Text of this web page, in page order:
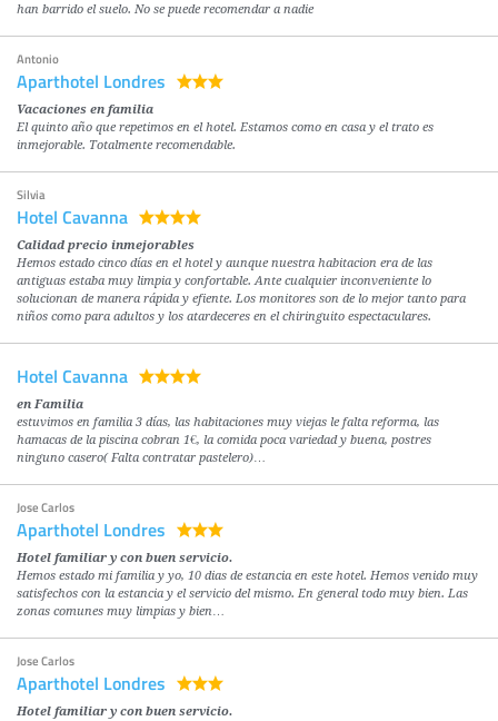
han barrido el suelo. No se puede recomendar a nadie
Antonio
Aparthotel Londres
Vacaciones en familia
El quinto año que repetimos en el hotel. Estamos como en casa y el trato es
inmejorable. Totalmente recomendable.
Silvia
Hotel Cavanna
Calidad precio inmejorables
Hemos estado cinco días en el hotel y aunque nuestra habitacion era de las
antiguas estaba muy limpia y confortable. Ante cualquier inconveniente lo
solucionan de manera rápida y efiente. Los monitores son de lo mejor tanto para
niños como para adultos y los atardeceres en el chiringuito espectaculares.
Hotel Cavanna
en Familia
estuvimos en familia 3 días, las habitaciones muy viejas le falta reforma, las
hamacas de la piscina cobran 1€, la comida poca variedad y buena, postres
ninguno casero( Falta contratar pastelero)…
Jose Carlos
Aparthotel Londres
Hotel familiar y con buen servicio.
Hemos estado mi familia y yo, 10 dias de estancia en este hotel. Hemos venido muy
satisfechos con la estancia y el servicio del mismo. En general todo muy bien. Las
zonas comunes muy limpias y bien…
Jose Carlos
Aparthotel Londres
Hotel familiar y con buen servicio.